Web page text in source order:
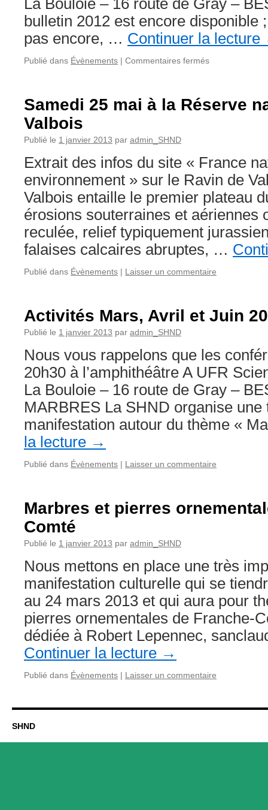
La Bouloie – 16 route de Gray –
bulletin 2012 est encore disponible
pas encore, … Continuer la lecture
Publié dans Évènements | Commentaires ferméssur
Mai
Samedi 25 mai à la Réserve
Valbois
Publié le 1 janvier 2013 par admin_SHND
Extrait des infos du site « France
environnement » sur le Ravin de
Valbois entaille le premier plateau
érosions souterraines et aériennes
reculée, relief typiquement
falaises calcaires abruptes, …
Publié dans Évènements | Laisser un commentaire
Activités Mars, Avril et Juin
Publié le 1 janvier 2013 par admin_SHND
Nous vous rappelons que les
20h30 à l’amphithéâtre A UFR
La Bouloie – 16 route de Gray –
MARBRES La SHND organise une
manifestation autour du thème «
la lecture →
Publié dans Évènements | Laisser un commentaire
Marbres et pierres
Comté
Publié le 1 janvier 2013 par admin_SHND
Nous mettons en place une très
manifestation culturelle qui se
au 24 mars 2013 et qui aura pour
pierres ornementales de Franche-
dédiée à Robert Lepennec,
Continuer la lecture →
Publié dans Évènements | Laisser un commentaire
SHND